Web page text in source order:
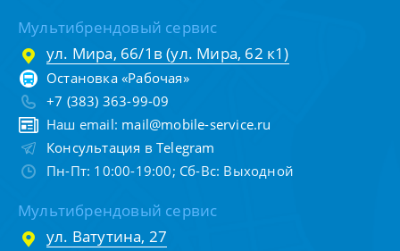
Мультибрендовый сервис
ул. Мира, 66/1в (ул. Мира, 62 к1)
Остановка «Рабочая»
+7 (383) 363-99-09
Наш email: mail@mobile-service.ru
Консультация в Telegram
Пн-Пт: 10:00-19:00; Сб-Вс: Выходной
Мультибрендовый сервис
ул. Ватутина, 27